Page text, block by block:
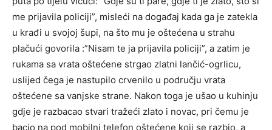
me prijavila policiji”, misleći na događaj kada ga je zatekla
u krađi u svojoj šupi, na što mu je oštećena u strahu
plačući govorila :”Nisam te ja prijavila policiji”, a zatim je
rukama sa vrata oštećene strgao zlatni lančić-ogrlicu,
uslijed čega je nastupilo crvenilo u području vrata
oštećene sa vanjske strane. Nakon toga je ušao u kuhinju
gdje je razbacao stvari tražeći zlato i novac, pri čemu je
bacio na pod mobilni telefon oštećene koji se razbio, a